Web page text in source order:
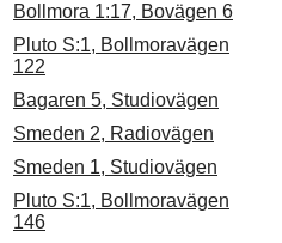
Bollmora 1:17, Bovägen 6
Pluto S:1, Bollmoravägen
122
Bagaren 5, Studiovägen
Smeden 2, Radiovägen
Smeden 1, Studiovägen
Pluto S:1, Bollmoravägen
146